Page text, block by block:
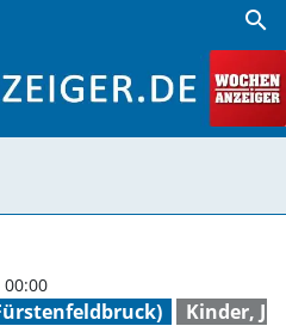
search
Kinder,